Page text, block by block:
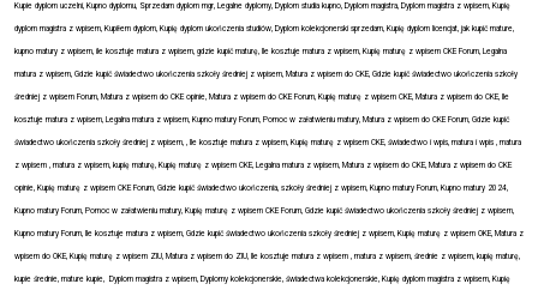
Kupie dyplom uczelni, Kupno dyplomu, Sprzedam dyplom mgr, Legalne dyplomy, Dyplom studia kupno, Dyplom magistra, Dyplom magistra z wpisem, Kupię
dyplom magistra z wpisem, Kupiłem dyplom, Kupię dyplom ukończenia studiów, Dyplom kolekcjonerski sprzedam, Kupię dyplom licencjat, jak kupić mature,
kupno matury z wpisem, ile kosztuje matura z wpisem, gdzie kupić maturę, Ile kosztuje matura z wpisem, Kupię maturę z wpisem CKE Forum, Legalna
matura z wpisem, Gdzie kupić świadectwo ukończenia szkoły średniej z wpisem, Matura z wpisem do CKE, Gdzie kupić świadectwo ukończenia szkoły
średniej z wpisem Forum, Matura z wpisem do CKE opinie, Matura z wpisem do CKE Forum, Kupię maturę z wpisem CKE, Matura z wpisem do CKE, Ile
kosztuje matura z wpisem, Legalna matura z wpisem, Kupno matury Forum, Pomoc w załatwieniu matury, Matura z wpisem do CKE Forum, Gdzie kupić
świadectwo ukończenia szkoły średniej z wpisem, , Ile kosztuje matura z wpisem, Kupię maturę z wpisem CKE, świadectwo i wpis, matura i wpis , matura
z wpisem , matura z wpisem, kupię maturę, Kupię maturę z wpisem CKE, Legalna matura z wpisem, Matura z wpisem do CKE, Matura z wpisem do CKE
opinie, Kupię maturę z wpisem CKE Forum, Gdzie kupić świadectwo ukończenia, szkoły średniej z wpisem, Kupno matury Forum, Kupno matury 2024,
Kupno matury Forum, Pomoc w załatwieniu matury, Kupię maturę z wpisem CKE Forum, Gdzie kupić świadectwo ukończenia szkoły średniej z wpisem,
Kupno matury Forum, Ile kosztuje matura z wpisem, Gdzie kupić świadectwo ukończenia szkoły średniej z wpisem, Kupię maturę z wpisem OKE, Matura z
wpisem do OKE, Kupię maturę z wpisem ZIU, Matura z wpisem do ZIU, Ile kosztuje matura z wpisem , matura z wpisem, średnie z wpisem, kupię maturę,
kupie średnie, mature kupie, Dyplom magistra z wpisem, Dyplomy kolekcjonerskie, świadectwa kolekcjonerskie, Kupię dyplom magistra z wpisem, Kupię